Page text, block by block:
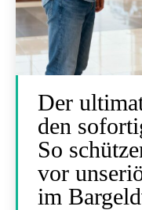
Der
den
So
vor
im